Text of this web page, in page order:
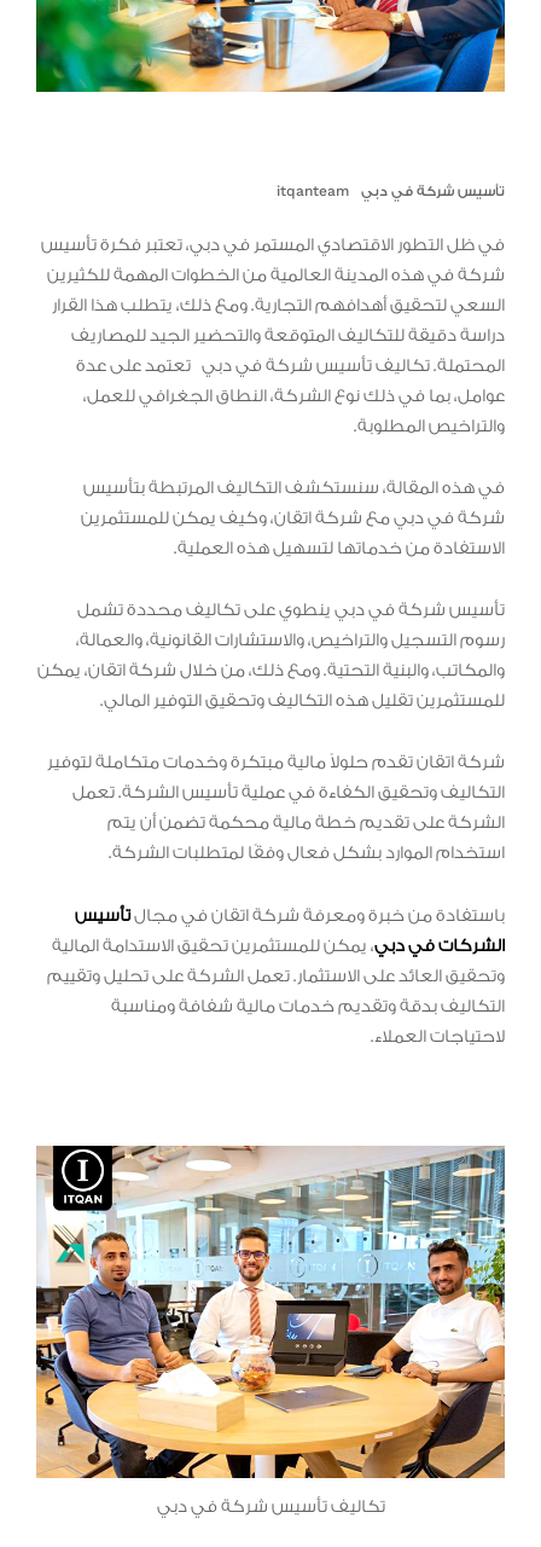
تأسيس شركة في دبي itqanteam
في ظل التطور الاقتصادي المستمر في دبي، تعتبر فكرة تأسيس
شركة في هذه المدينة العالمية من الخطوات المهمة للكثيرين
السعي لتحقيق أهدافهم التجارية. ومع ذلك، يتطلب هذا القرار
دراسة دقيقة للتكاليف المتوقعة والتحضير الجيد للمصاريف
المحتملة. تكاليف تأسيس شركة في دبي تعتمد على عدة
عوامل، بما في ذلك نوع الشركة، النطاق الجغرافي للعمل،
والتراخيص المطلوبة.
في هذه المقالة، سنستكشف التكاليف المرتبطة بتأسيس
شركة في دبي مع شركة اتقان، وكيف يمكن للمستثمرين
الاستفادة من خدماتها لتسهيل هذه العملية.
تأسيس شركة في دبي ينطوي على تكاليف محددة تشمل
رسوم التسجيل والتراخيص، والاستشارات القانونية، والعمالة،
والمكاتب، والبنية التحتية. ومع ذلك، من خلال شركة اتقان، يمكن
للمستثمرين تقليل هذه التكاليف وتحقيق التوفير المالي.
شركة اتقان تقدم حلولاً مالية مبتكرة وخدمات متكاملة لتوفير
التكاليف وتحقيق الكفاءة في عملية تأسيس الشركة. تعمل
الشركة على تقديم خطة مالية محكمة تضمن أن يتم
استخدام الموارد بشكل فعال وفقًا لمتطلبات الشركة.
باستفادة من خبرة ومعرفة شركة اتقان في مجالتأسيس
الشركات في دبي، يمكن للمستثمرين تحقيق الاستدامة المالية
وتحقيق العائد على الاستثمار. تعمل الشركة على تحليل وتقييم
التكاليف بدقة وتقديم خدمات مالية شفافة ومناسبة
لاحتياجات العملاء.
تكاليف تأسيس شركة في دبي